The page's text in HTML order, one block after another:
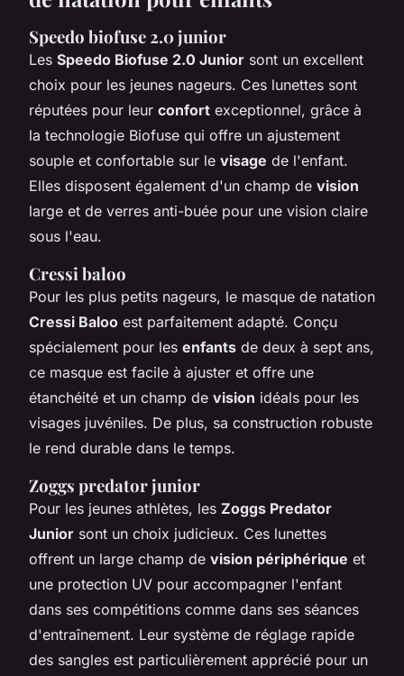
Speedo biofuse 2.0 junior
Les Speedo Biofuse 2.0 Junior sont un excellent
choix pour les jeunes nageurs. Ces lunettes sont
réputées pour leur confort exceptionnel, grâce à
la technologie Biofuse qui offre un ajustement
souple et confortable sur le visage de l'enfant.
Elles disposent également d'un champ de vision
large et de verres anti-buée pour une vision claire
sous l'eau.
Cressi baloo
Pour les plus petits nageurs, le masque de natation
Cressi Baloo est parfaitement adapté. Conçu
spécialement pour les enfants de deux à sept ans,
ce masque est facile à ajuster et offre une
étanchéité et un champ de vision idéals pour les
visages juvéniles. De plus, sa construction robuste
le rend durable dans le temps.
Zoggs predator junior
Pour les jeunes athlètes, les Zoggs Predator
Junior sont un choix judicieux. Ces lunettes
offrent un large champ de vision périphérique et
une protection UV pour accompagner l'enfant
dans ses compétitions comme dans ses séances
d'entraînement. Leur système de réglage rapide
des sangles est particulièrement apprécié pour un